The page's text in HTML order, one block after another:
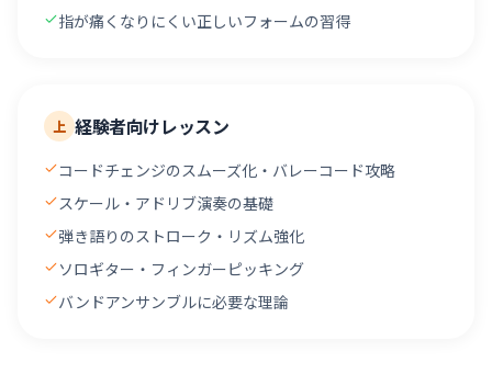
指が痛くなりにくい正しいフォームの習得
上 経験者向けレッスン
コードチェンジのスムーズ化・バレーコード攻略
スケール・アドリブ演奏の基礎
弾き語りのストローク・リズム強化
ソロギター・フィンガーピッキング
バンドアンサンブルに必要な理論